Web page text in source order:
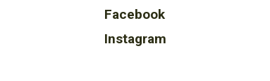
Facebook
Instagram